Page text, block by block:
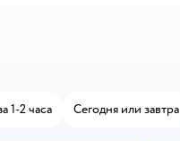
1-2 часа Сегодня или завтра